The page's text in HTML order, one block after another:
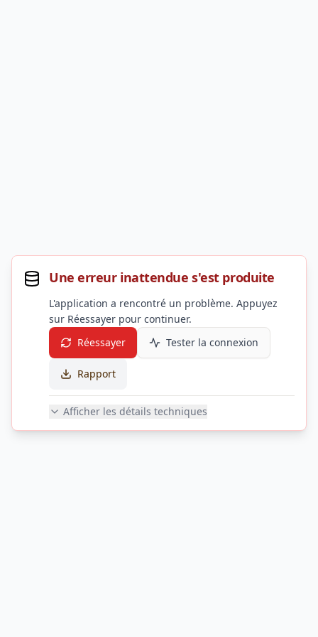
Une erreur inattendue s'est produite
L'application a rencontré un problème. Appuyez
sur Réessayer pour continuer.
Réessayer
Tester la connexion
Rapport
Afficher les détails techniques